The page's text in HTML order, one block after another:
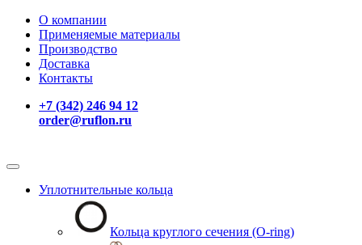
О компании
Применяемые материалы
Производство
Доставка
Контакты
+7 (342) 246 94 12
order@ruflon.ru
Уплотнительные кольца
Кольца круглого сечения (O-ring)